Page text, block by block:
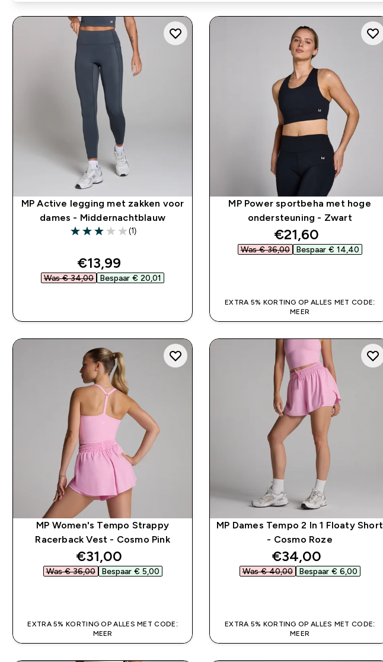
MP Active legging met zakken voor
dames - Middernachtblauw
3 out of 5 stars
(1)
discounted price
€13,99‎
Was € 34,00‎ Bespaar € 20,01‎
MP Power sportbeha met hoge
ondersteuning - Zwart
discounted price
€21,60‎
Was € 36,00‎ Bespaar € 14,40‎
EXTRA 5% KORTING OP ALLES MET CODE:
MEER
MP Women's Tempo Strappy
Racerback Vest - Cosmo Pink
discounted price
€31,00‎
Was € 36,00‎ Bespaar € 5,00‎
EXTRA 5% KORTING OP ALLES MET CODE:
MEER
MP Dames Tempo 2 In 1 Floaty Short
- Cosmo Roze
discounted price
€34,00‎
Was € 40,00‎ Bespaar € 6,00‎
EXTRA 5% KORTING OP ALLES MET CODE:
MEER